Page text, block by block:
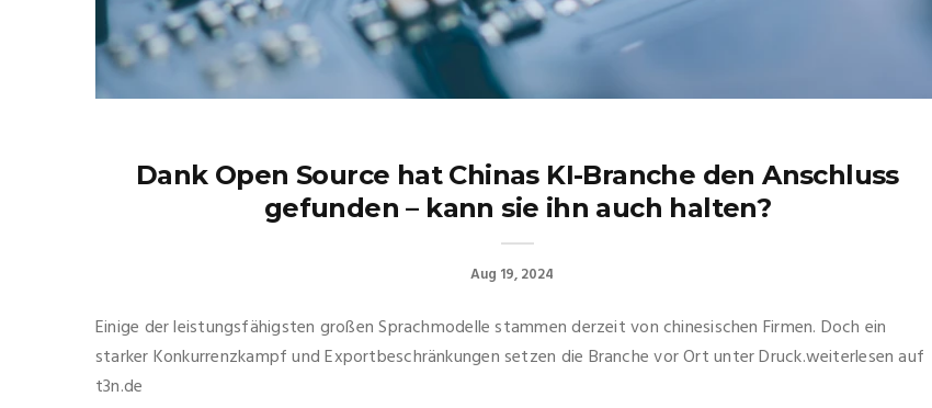
Dank Open Source hat Chinas KI-Branche den Anschluss
gefunden – kann sie ihn auch halten?
Aug 19, 2024
Einige der leistungsfähigsten großen Sprachmodelle stammen derzeit von chinesischen Firmen. Doch ein
starker Konkurrenzkampf und Exportbeschränkungen setzen die Branche vor Ort unter Druck.weiterlesen auf
t3n.de